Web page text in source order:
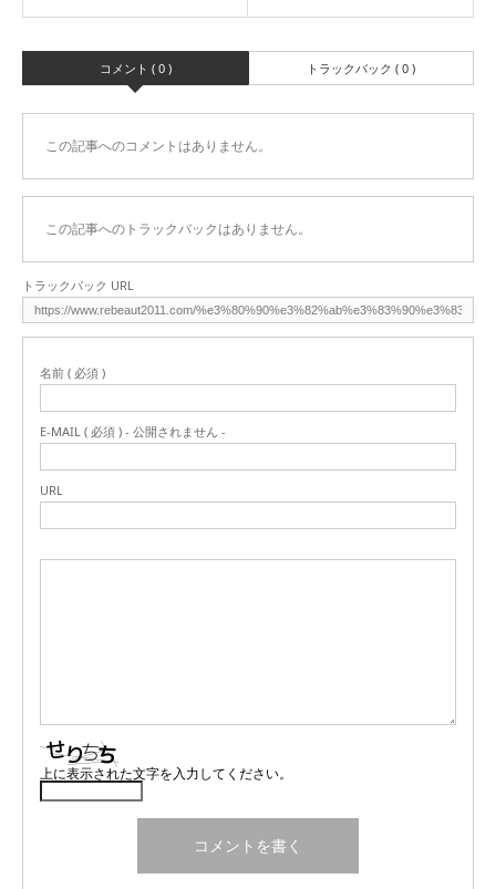
コメント ( 0 ) トラックバック ( 0 )
この記事へのコメントはありません。
この記事へのトラックバックはありません。
トラックバック URL
名前 ( 必須 )
E-MAIL ( 必須 ) - 公開されません -
URL
上に表示された文字を入力してください。